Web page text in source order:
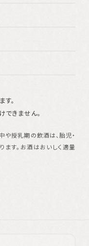
。
きません。
や授乳期の飲酒は、胎児・
す。 お酒はおいしく適量